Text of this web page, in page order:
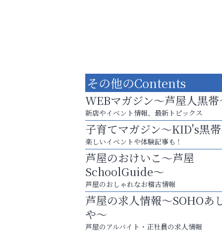
学び方が変われば、成績は変わる。
芦屋インターナショナルス
ール
その他のContents
WEBマガジン～芦屋人黒帯
新店やイベント情報、最新トピックス
子育てマガジン～KID's黒
楽しいイベントや体験記事も！
芦屋のおけいこ～芦屋
SchoolGuide～
芦屋のおしゃれなお稽古情報
芦屋の求人情報～SOHOあ
や～
芦屋のアルバイト・正社員の求人情報